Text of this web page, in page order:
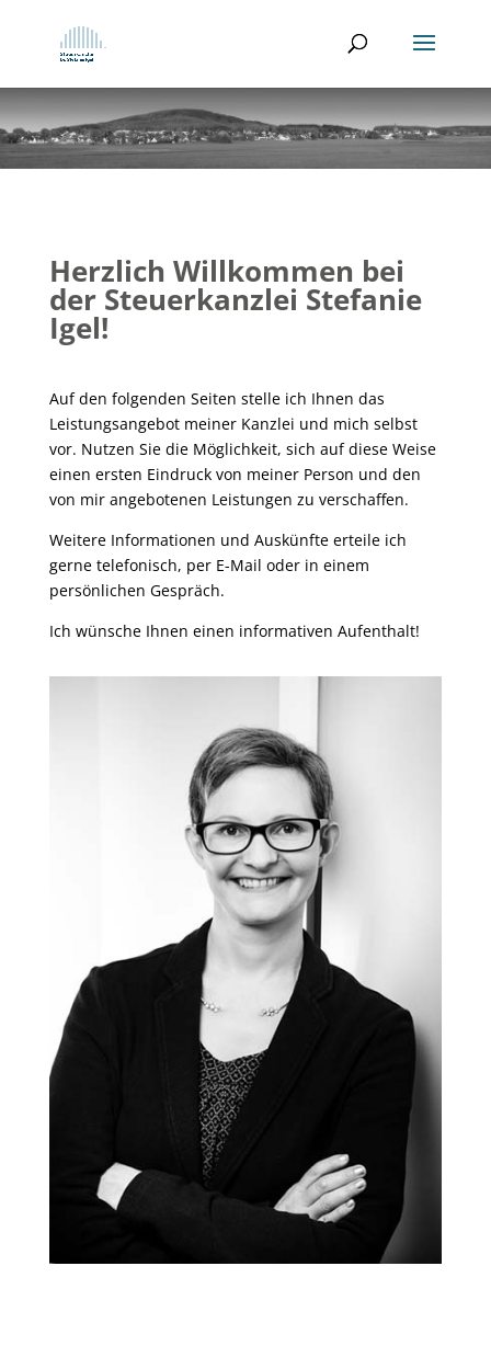
Herzlich Willkommen bei
der Steuerkanzlei Stefanie
Igel!
Auf den folgenden Seiten stelle ich Ihnen das
Leistungsangebot meiner Kanzlei und mich selbst
vor. Nutzen Sie die Möglichkeit, sich auf diese Weise
einen ersten Eindruck von meiner Person und den
von mir angebotenen Leistungen zu verschaffen.
Weitere Informationen und Auskünfte erteile ich
gerne telefonisch, per E-Mail oder in einem
persönlichen Gespräch.
Ich wünsche Ihnen einen informativen Aufenthalt!